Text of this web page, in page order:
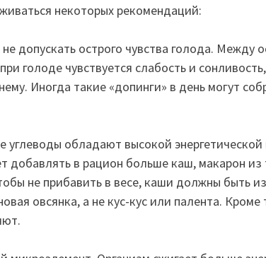
некоторых рекомендаций:
допускать острого чувства голода. Между
голоде чувствуется слабость и
Иногда такие «допинги» в день могут
углеводы обладают высокой
добавлять в рацион больше каш, макарон из
не прибавить в весе, каши должны быть
овсянка, а не кус-кус или палента. Кроме